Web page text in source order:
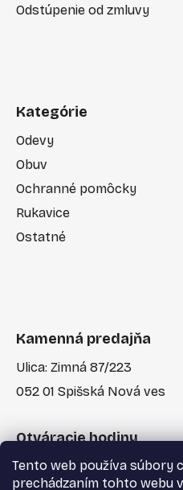
Tento web používa súbory
prechádzaním tohto webu
Odstúpenie od zmluvy
Kategórie
Odevy
Obuv
Ochranné pomôcky
Rukavice
Ostatné
Kamenná predajňa
Ulica: Zimná 87/223
052 01 Spišská Nová ves
Otváracie hodiny
Po-Pia: 7:30 - 17:00